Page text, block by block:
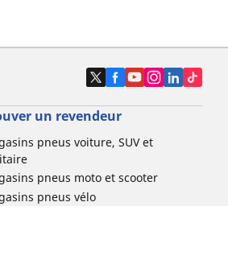
un revendeur
pneus voiture, SUV et
pneus moto et scooter
pneus vélo